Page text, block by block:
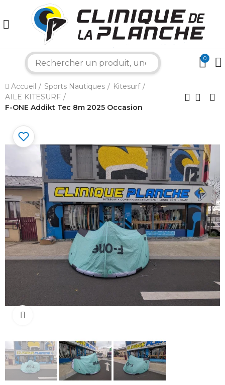
0
Accueil Sports Nautiques
Kitesurf
AILE KITESURF
F-ONE Addikt Tec 8m 2025 Occasion
×
Bonjour ! Je suis votre expert nautique.
Comment puis-je vous aider aujourd'hui ?